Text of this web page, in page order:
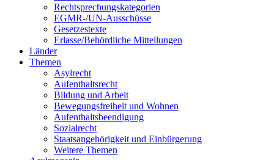
Rechtsprechungskategorien
EGMR-/UN-Ausschüsse
Gesetzestexte
Erlasse/Behördliche Mitteilungen
Länder
Themen
Asylrecht
Aufenthaltsrecht
Bildung und Arbeit
Bewegungsfreiheit und Wohnen
Aufenthaltsbeendigung
Sozialrecht
Staatsangehörigkeit und Einbürgerung
Weitere Themen